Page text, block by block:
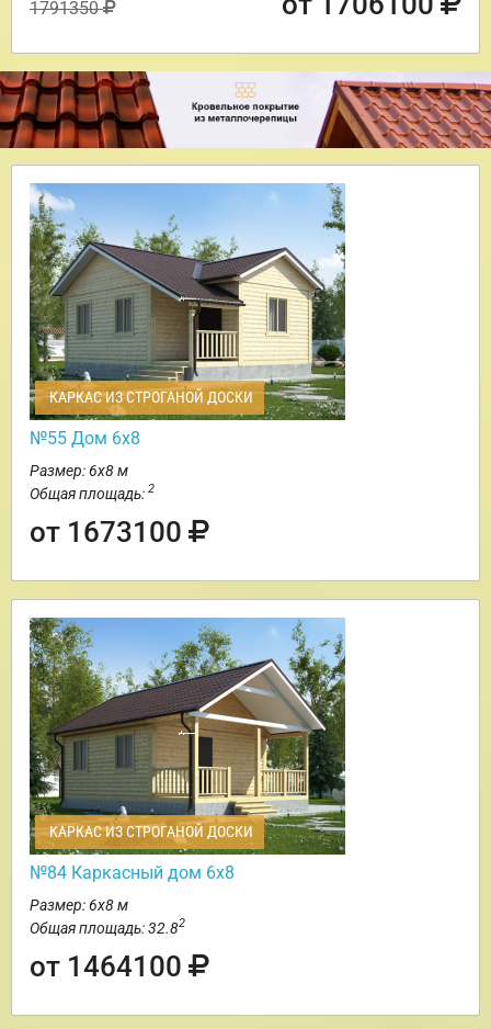
1791350
КАРКАС ИЗ СТРОГАНОЙ ДОСКИ
№55 Дом 6х8
Размер: 6х8 м
Общая площадь: 2
от 1673100
КАРКАС ИЗ СТРОГАНОЙ ДОСКИ
№84 Каркасный дом 6х8
Размер: 6х8 м
Общая площадь: 32.82
от 1464100